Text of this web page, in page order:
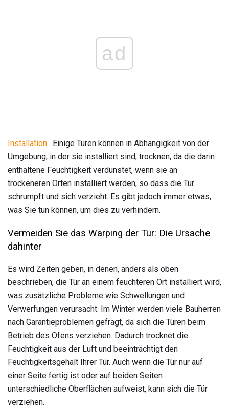
ad
Installation . Einige Türen können in Abhängigkeit von der
Umgebung, in der sie installiert sind, trocknen, da die darin
enthaltene Feuchtigkeit verdunstet, wenn sie an
trockeneren Orten installiert werden, so dass die Tür
schrumpft und sich verzieht. Es gibt jedoch immer etwas,
was Sie tun können, um dies zu verhindern.
Vermeiden Sie das Warping der Tür: Die Ursache
dahinter
Es wird Zeiten geben, in denen, anders als oben
beschrieben, die Tür an einem feuchteren Ort installiert wird,
was zusätzliche Probleme wie Schwellungen und
Verwerfungen verursacht. Im Winter werden viele Bauherren
nach Garantieproblemen gefragt, da sich die Türen beim
Betrieb des Ofens verziehen. Dadurch trocknet die
Feuchtigkeit aus der Luft und beeinträchtigt den
Feuchtigkeitsgehalt Ihrer Tür. Auch wenn die Tür nur auf
einer Seite fertig ist oder auf beiden Seiten
unterschiedliche Oberflächen aufweist, kann sich die Tür
verziehen.